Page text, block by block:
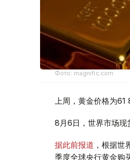
Фото: magnific.com
上周，黄金价格为
8月6日，世界市场现
据此前报道 ，根据
季度全球央行黄金购